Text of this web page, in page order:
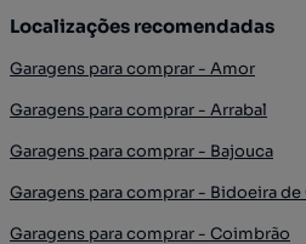
Localizações recomendadas
Garagens para comprar - Amor
Garagens para comprar - Arrabal
Garagens para comprar - Bajouca
Garagens para comprar - Bidoeira de
Garagens para comprar - Coimbrão